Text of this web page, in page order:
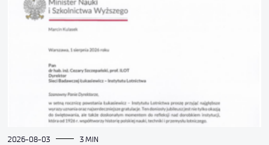
2026-08-03 3 MIN